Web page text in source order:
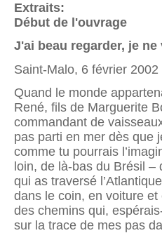
Extraits:
Début de l'ouvrage
J'ai beau regarder, je
Saint-Malo, 6 février 2002
Quand le monde
René, fils de Marguerite
commandant de
pas parti en mer dès que
comme tu pourrais
loin, de là-bas du Brésil
qui as traversé
dans le coin, en voiture et
des chemins qui,
sur la trace de mes pas